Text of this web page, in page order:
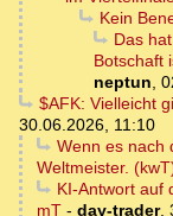
Kein
Das
Botschaft
neptun,
$AFK: Vielleicht
30.06.2026, 11:10
Wenn es nach
Weltmeister.
KI-Antwort auf
mT - day-trader,